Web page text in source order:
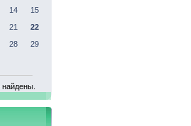
14
15
21
22
28
29